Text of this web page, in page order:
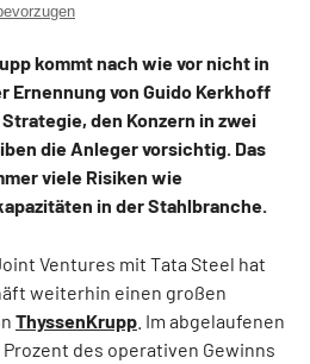
kommt nach wie vor nicht in
Ernennung von Guido Kerkhoff
den Konzern in zwei
die Anleger vorsichtig. Das
viele Risiken wie
in der Stahlbranche.
Ventures mit Tata Steel hat
weiterhin einen großen
ThyssenKrupp . Im abgelaufenen
des operativen Gewinns